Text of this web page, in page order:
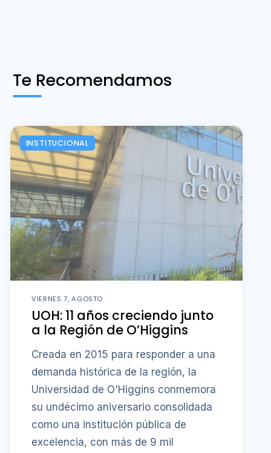
Te Recomendamos
INSTITUCIONAL
VIERNES 7, AGOSTO
UOH: 11 años creciendo junto
a la Región de O’Higgins
Creada en 2015 para responder a una
demanda histórica de la región, la
Universidad de O'Higgins conmemora
su undécimo aniversario consolidada
como una institución pública de
excelencia, con más de 9 mil